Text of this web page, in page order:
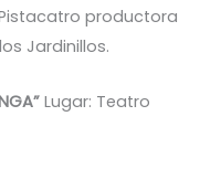
productora
Jardinillos.
Lugar: Teatro